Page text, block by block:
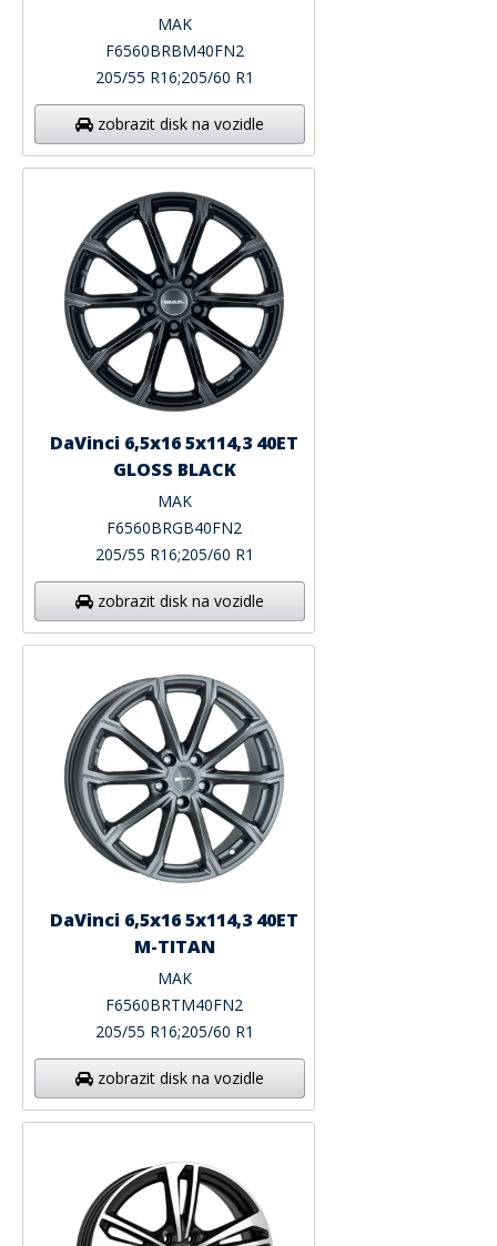
MAK
F6560BRBM40FN2
205/55 R16;205/60 R1
zobrazit disk na vozidle
DaVinci 6,5x16 5x114,3 40ET
GLOSS BLACK
MAK
F6560BRGB40FN2
205/55 R16;205/60 R1
zobrazit disk na vozidle
DaVinci 6,5x16 5x114,3 40ET
M-TITAN
MAK
F6560BRTM40FN2
205/55 R16;205/60 R1
zobrazit disk na vozidle